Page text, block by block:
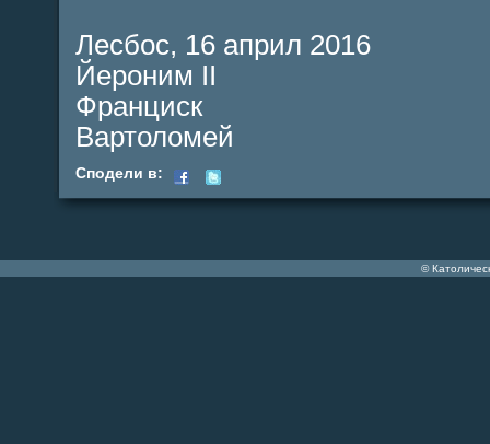
Лесбос, 16 април 2016
Йероним II
Франциск
Вартоломей
Сподели в:
©